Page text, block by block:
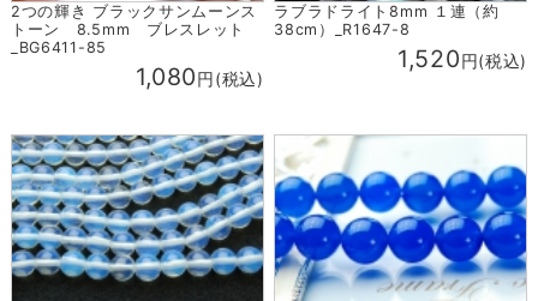
2つの輝き ブラックサンムーンス
トーン 8.5mm ブレスレット
_BG6411-85
1,080円(税込)
ラブラドライト8mm １連（約
38cm）_R1647-8
1,520円(税込)